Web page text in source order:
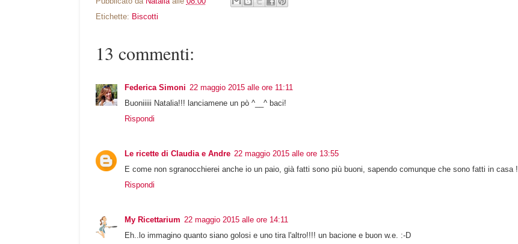
Etichette: Biscotti
13 commenti:
Federica Simoni 22 maggio 2015 alle ore 11:11
Buoniiiii Natalia!!! lanciamene un pò ^__^ baci!
Rispondi
Le ricette di Claudia e Andre 22 maggio 2015 alle ore 13:55
E come non sgranocchierei anche io un paio, già fatti sono più buoni, sapendo comunque che sono fatti in casa !
Rispondi
My Ricettarium 22 maggio 2015 alle ore 14:11
Eh..lo immagino quanto siano golosi e uno tira l'altro!!!! un bacione e buon w.e. :-D